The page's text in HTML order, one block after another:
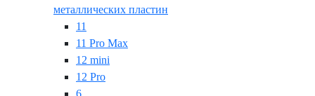
металлических пластин
11
11 Pro Max
12 mini
12 Pro